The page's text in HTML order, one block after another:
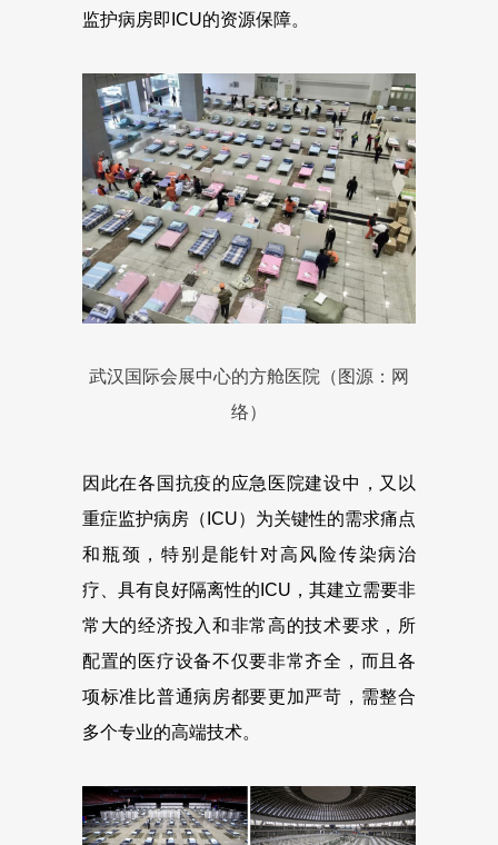
监护病房即ICU的资源保障。
武汉国际会展中心的方舱医院（图源：网
络）
因此在各国抗疫的应急医院建设中，又以
重症监护病房（ICU）为关键性的需求痛点
和瓶颈，特别是能针对高风险传染病治
疗、具有良好隔离性的ICU，其建立需要非
常大的经济投入和非常高的技术要求，所
配置的医疗设备不仅要非常齐全，而且各
项标准比普通病房都要更加严苛，需整合
多个专业的高端技术。